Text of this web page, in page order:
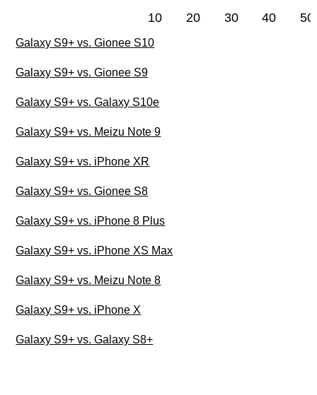
10 20 30 40 50
Galaxy S9+ vs. Gionee S10
Galaxy S9+ vs. Gionee S9
Galaxy S9+ vs. Galaxy S10e
Galaxy S9+ vs. Meizu Note 9
Galaxy S9+ vs. iPhone XR
Galaxy S9+ vs. Gionee S8
Galaxy S9+ vs. iPhone 8 Plus
Galaxy S9+ vs. iPhone XS Max
Galaxy S9+ vs. Meizu Note 8
Galaxy S9+ vs. iPhone X
Galaxy S9+ vs. Galaxy S8+